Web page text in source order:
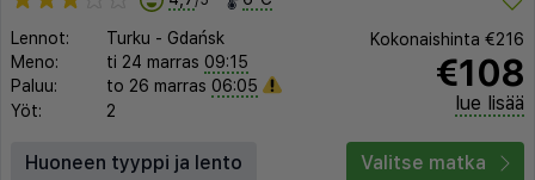
Lennot: Turku - Gdańsk
Meno:
ti 24 marras 09:15
Paluu:
to 26 marras 06:05
Yöt:
2
Kokonaishinta €216
€108
lue lisää
Huoneen tyyppi ja lento Valitse matka